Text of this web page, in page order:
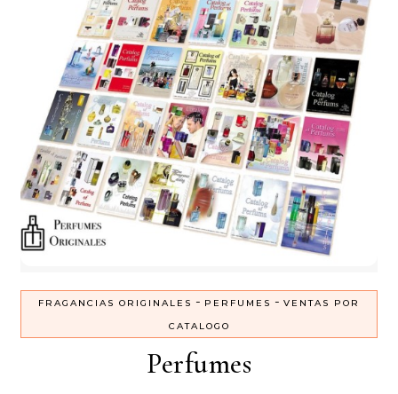
FRAGANCIAS ORIGINALES - PERFUMES - VENTAS POR
CATALOGO
Perfumes